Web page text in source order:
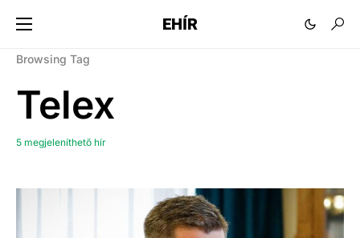
EHÍR
Browsing Tag
Telex
5 megjeleníthető hír